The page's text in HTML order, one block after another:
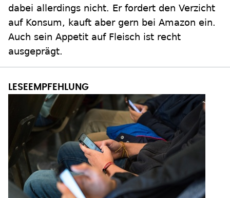
dabei allerdings nicht. Er fordert den Verzicht
auf Konsum, kauft aber gern bei Amazon ein.
Auch sein Appetit auf Fleisch ist recht
ausgeprägt.